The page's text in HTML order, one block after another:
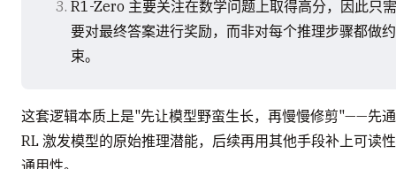
R1-Zero 主要关注在数学问题上取得高分，因此只需
要对最终答案进行奖励，而非对每个推理步骤都做约
束。
这套逻辑本质上是"先让模型野蛮生长，再慢慢修剪"——先
RL 激发模型的原始推理潜能，后续再用其他手段补上可读